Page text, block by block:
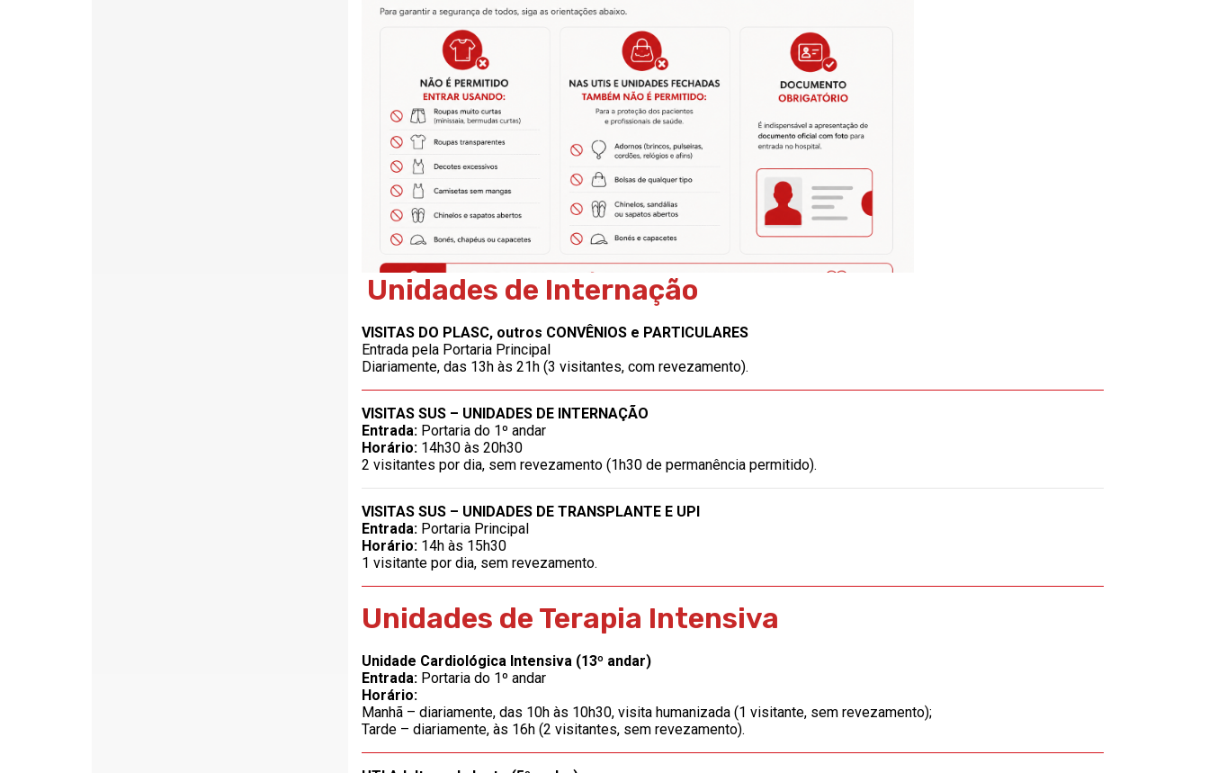
Unidades de Internação
VISITAS DO PLASC, outros CONVÊNIOS e PARTICULARES
Entrada pela Portaria Principal
Diariamente, das 13h às 21h (3 visitantes, com revezamento).
VISITAS SUS – UNIDADES DE INTERNAÇÃO
Entrada: Portaria do 1º andar
Horário: 14h30 às 20h30
2 visitantes por dia, sem revezamento (1h30 de permanência permitido).
VISITAS SUS – UNIDADES DE TRANSPLANTE E UPI
Entrada: Portaria Principal
Horário: 14h às 15h30
1 visitante por dia, sem revezamento.
Unidades de Terapia Intensiva
Unidade Cardiológica Intensiva (13º andar)
Entrada: Portaria do 1º andar
Horário:
Manhã – diariamente, das 10h às 10h30, visita humanizada (1 visitante, sem revezamento);
Tarde – diariamente, às 16h (2 visitantes, sem revezamento).